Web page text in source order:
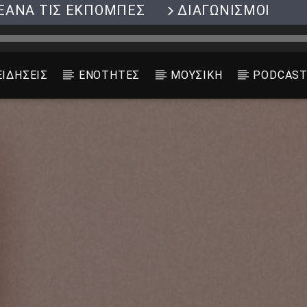
ΤΙΣ ΕΚΠΟΜΠΕΣ ΔΙΑΓΩΝΙΣΜΟΙ
ΕΝΟΤΗΤΕΣ ΜΟΥΣΙΚΗ